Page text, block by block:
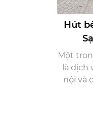
Hút
Một
là
nội và